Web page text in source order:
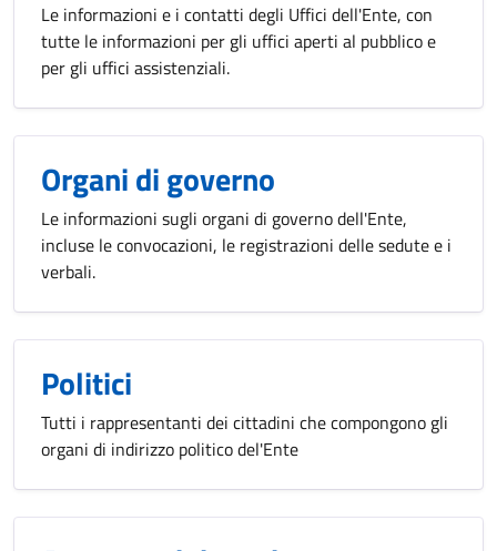
Le informazioni e i contatti degli Uffici dell'Ente, con
tutte le informazioni per gli uffici aperti al pubblico e
per gli uffici assistenziali.
Organi di governo
Le informazioni sugli organi di governo dell'Ente,
incluse le convocazioni, le registrazioni delle sedute e i
verbali.
Politici
Tutti i rappresentanti dei cittadini che compongono gli
organi di indirizzo politico del'Ente